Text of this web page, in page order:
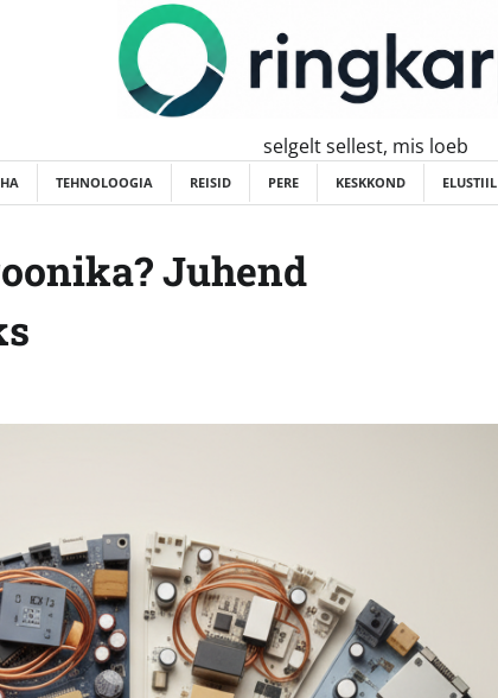
selgelt sellest, mis loeb
TEHNOLOOGIA REISID PERE KESKKOND ELUSTIIL
Juhend